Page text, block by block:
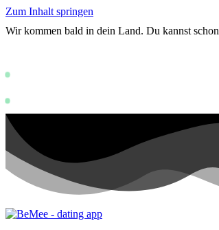
Zum Inhalt springen
Wir kommen bald in dein Land. Du kannst schon